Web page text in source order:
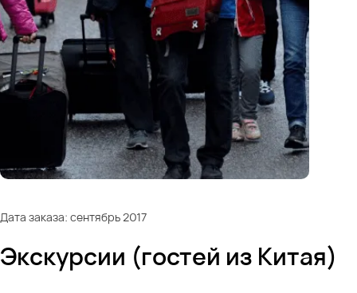
Дата заказа: сентябрь 2017
Экскурсии (гостей из Китая)